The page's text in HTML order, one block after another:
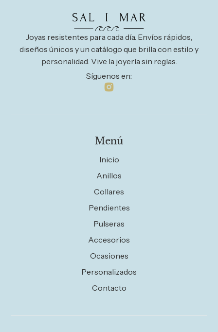
Joyas resistentes para cada día. Envíos rápidos,
diseños únicos y un catálogo que brilla con estilo y
personalidad. Vive la joyería sin reglas.
Síguenos en:
Menú
Inicio
Anillos
Collares
Pendientes
Pulseras
Accesorios
Ocasiones
Personalizados
Contacto